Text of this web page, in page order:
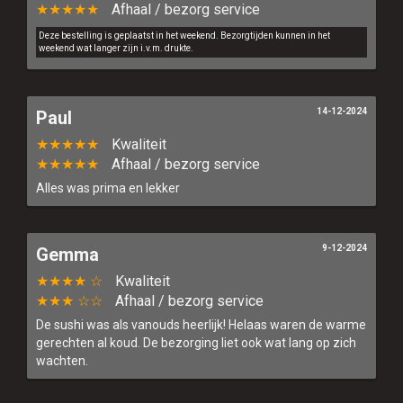
★★★★★
Afhaal / bezorg service
Deze bestelling is geplaatst in het weekend. Bezorgtijden kunnen in het
weekend wat langer zijn i.v.m. drukte.
Paul
★★★★★
Kwaliteit
★★★★★
Afhaal / bezorg service
Alles was prima en lekker
14-12-2024
Gemma
★★★★ ☆
Kwaliteit
★★★ ☆☆
Afhaal / bezorg service
De sushi was als vanouds heerlijk! Helaas waren de warme
gerechten al koud. De bezorging liet ook wat lang op zich
wachten.
9-12-2024